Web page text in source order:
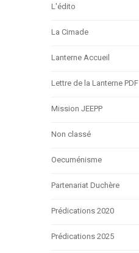
L'édito
La Cimade
Lanterne Accueil
Lettre de la Lanterne PDF
Mission JEEPP
Non classé
Oecuménisme
Partenariat Duchère
Prédications 2020
Prédications 2025